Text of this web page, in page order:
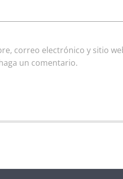
correo electrónico y sitio
un comentario.